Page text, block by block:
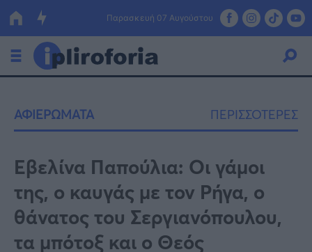
Παρασκευή 07 Αυγούστου
Οικονομία
Πολιτική
Τράπεζες
Επιδοτήσεις
Κόσμος
ΑΦΙΕΡΩΜΑΤΑ ΠΕΡΙΣΣΟΤΕΡΕΣ
Εβελίνα Παπούλια: Οι γάμοι
της, ο καυγάς με τον Ρήγα, ο
θάνατος του Σεργιανόπουλου,
τα μπότοξ και ο Θεός